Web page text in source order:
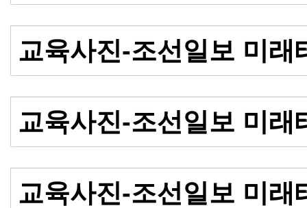
교육사진-조선일보 미
교육사진-조선일보 미
교육사진-조선일보 미